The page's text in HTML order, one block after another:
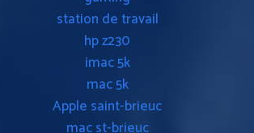
station de travail
hp z230
imac 5k
mac 5k
Apple saint-brieuc